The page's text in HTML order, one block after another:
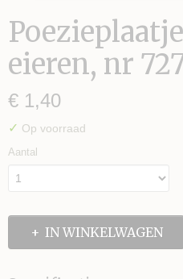
eieren, nr
€ 1,40
✓ Op voorraad
Aantal
IN WINKELWAGEN
MAKEN